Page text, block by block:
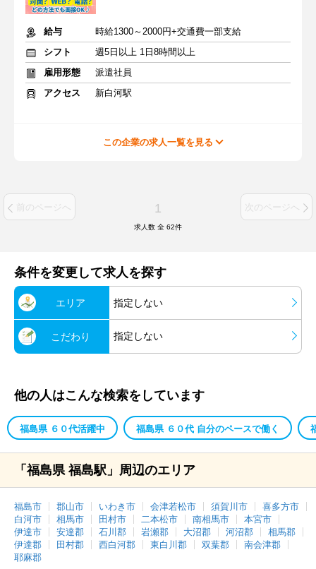
給与
時給1300～2000円+交通費一部支給
シフト
週5日以上 1日8時間以上
雇用形態
派遣社員
アクセス
新白河駅
この企業の求人一覧を見る
前のページへ 1 次のページへ
求人数 全 62件
条件を変更して求人を探す
エリア 指定しない
こだわり 指定しない
他の人はこんな検索をしています
福島県 ６０代活躍中 福島県 ６０代 自分のペースで働く
「福島県 福島駅」周辺のエリア
福島市 郡山市 いわき市 会津若松市 須賀川市
喜多方市
白河市
相馬市 田村市 二本松市 南相馬市
本宮市
伊達市
安達郡 石川郡 岩瀬郡 大沼郡 河沼郡
相馬郡
伊達郡
田村郡 西白河郡 東白川郡 双葉郡
南会津郡
耶麻郡